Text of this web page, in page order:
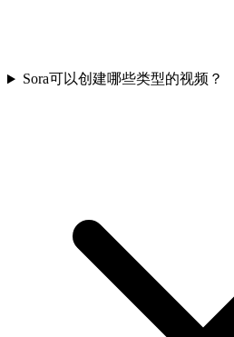
Sora可以创建哪些类型的视频？